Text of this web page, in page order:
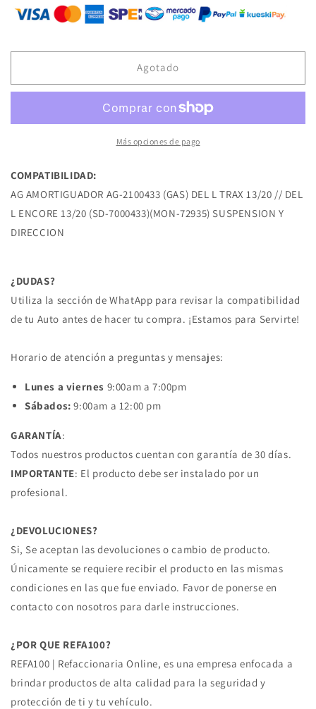
para
AG-
AMORTIGUADOR
L
13/20
ENCORE
13/20
BUICK
para
AG-
AMORTIGUADOR
L
TRAX
13/20
DEL
13/20
BUICK
Agotado
Más opciones de pago
COMPATIBILIDAD:
AG AMORTIGUADOR AG-2100433 (GAS) DEL L TRAX 13/20 // DEL
L ENCORE 13/20 (SD-7000433)(MON-72935) SUSPENSION Y
DIRECCION
¿DUDAS?
Utiliza la sección de WhatApp para revisar la compatibilidad
de tu Auto antes de hacer tu compra. ¡Estamos para Servirte!
Horario de atención a preguntas y mensajes:
Lunes a viernes 9:00am a 7:00pm
Sábados: 9:00am a 12:00 pm
GARANTÍA:
Todos nuestros productos cuentan con garantía de 30 días.
IMPORTANTE: El producto debe ser instalado por un
profesional.
¿DEVOLUCIONES?
Si, Se aceptan las devoluciones o cambio de producto.
Únicamente se requiere recibir el producto en las mismas
condiciones en las que fue enviado. Favor de ponerse en
contacto con nosotros para darle instrucciones.
¿POR QUE REFA100?
REFA100 | Refaccionaria Online, es una empresa enfocada a
brindar productos de alta calidad para la seguridad y
protección de ti y tu vehículo.